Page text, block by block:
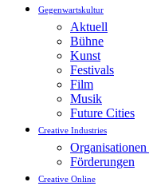
Gegenwartskultur
Aktuell
Bühne
Kunst
Festivals
Film
Musik
Future Cities
Creative Industries
Förderungen
Creative Online